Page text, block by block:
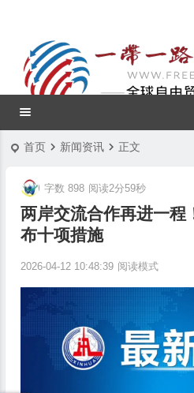
首页 新闻资讯 正文
两岸交流合作再进一程
布十项措施
2026-04-12 10:48:39
字数 898 阅读2分59秒
阅读模式